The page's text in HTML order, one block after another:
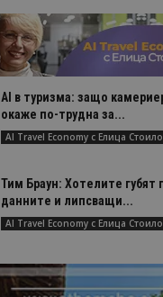
AI в туризма: защо
окаже по-трудна за...
AI Travel Economy с Елица
Тим Браун: Хотелите губят
данните и липсващи...
AI Travel Economy с Елица